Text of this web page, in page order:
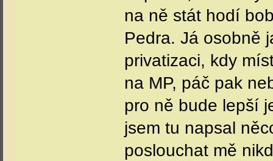
na ně stát hodí
Pedra. Já osobně
privatizaci, kdy
na MP, páč pak
pro ně bude lepší
jsem tu napsal
poslouchat mě